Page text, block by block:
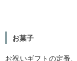
お菓子
お祝いギフトの定番